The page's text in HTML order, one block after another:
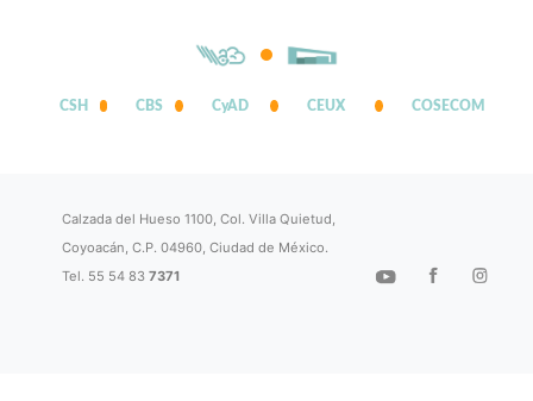
CSH CBS CyAD CEUX COSECOM
Calzada del Hueso 1100, Col. Villa Quietud,
Coyoacán, C.P. 04960, Ciudad de México.
Tel. 55 54 837371